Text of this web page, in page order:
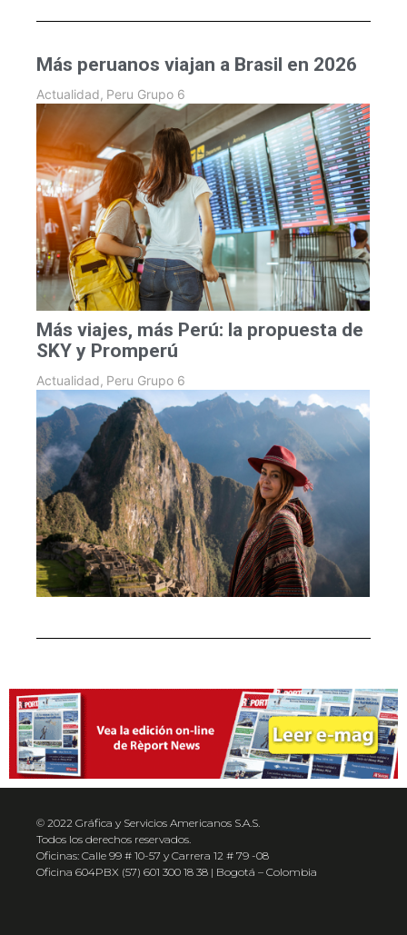
Más peruanos viajan a Brasil en 2026
Actualidad, Peru Grupo 6
Más viajes, más Perú: la propuesta de
SKY y Promperú
Actualidad, Peru Grupo 6
© 2022 Gráfica y Servicios Americanos S.A.S.
Todos los derechos reservados.
Oficinas: Calle 99 # 10-57 y Carrera 12 # 79 -08
Oficina 604PBX (57) 601 300 18 38 | Bogotá – Colombia